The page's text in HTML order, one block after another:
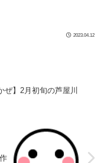
2023.04.12
ぜ】2月初旬の芦屋川